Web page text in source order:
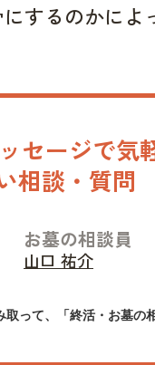
するのかに
セージで気
相談・質問
お墓の相談員
山口 祐介
って、「終活・お墓の